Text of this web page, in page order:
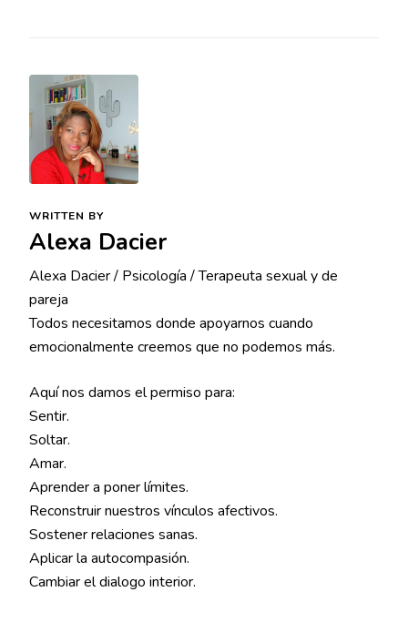
WRITTEN BY
Alexa Dacier
Alexa Dacier / Psicología / Terapeuta sexual y de
pareja
Todos necesitamos donde apoyarnos cuando
emocionalmente creemos que no podemos más.
Aquí nos damos el permiso para:
Sentir.
Soltar.
Amar.
Aprender a poner límites.
Reconstruir nuestros vínculos afectivos.
Sostener relaciones sanas.
Aplicar la autocompasión.
Cambiar el dialogo interior.